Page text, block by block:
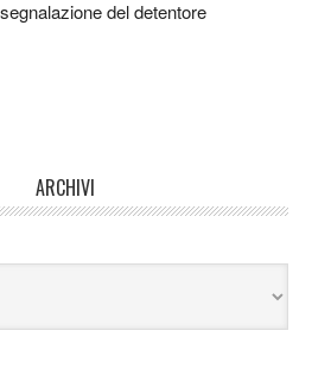
del detentore
ARCHIVI